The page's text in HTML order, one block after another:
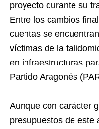
proyecto durante su
Entre los cambios
cuentas se
víctimas de la
en infraestructuras
Partido Aragonés
Aunque con carácter
presupuestos de este